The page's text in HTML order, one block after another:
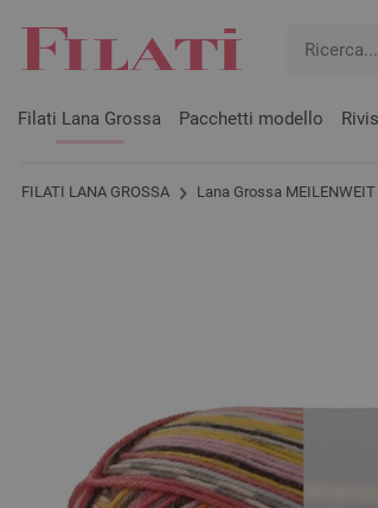
Filati Lana Grossa Pacchetti modello
FILATI LANA GROSSA Lana Grossa